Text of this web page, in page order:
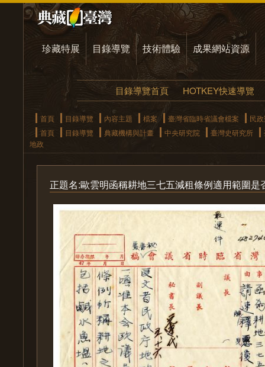
珍藏特展 目錄導覽 技術體驗 成果網站資源
目錄導覽首頁 HOTKEY快速導覽
首頁 目錄導覽 內容主題 檔案 臺灣省臨時省議會檔案
民
首頁
目錄導覽 典藏機構與計畫 中央研究院 臺灣史研究所
地政
正題名:歐雲明函稱耕地三七五減租條例適用範圍